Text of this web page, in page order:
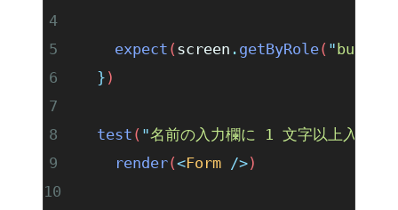
    expect
( screen . getByRole( " button
  }
)
  test
( "名前の入力欄に 1 文字以上入力さ
    render
(<Form />)